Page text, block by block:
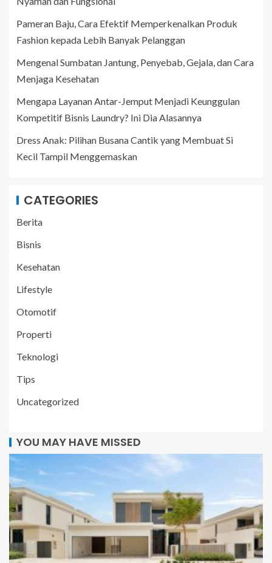
Pameran Baju, Cara Efektif Memperkenalkan Produk
Fashion kepada Lebih Banyak Pelanggan
Mengenal Sumbatan Jantung, Penyebab, Gejala, dan Cara
Menjaga Kesehatan
Mengapa Layanan Antar-Jemput Menjadi Keunggulan
Kompetitif Bisnis Laundry? Ini Dia Alasannya
Dress Anak: Pilihan Busana Cantik yang Membuat Si
Kecil Tampil Menggemaskan
CATEGORIES
Berita
Bisnis
Kesehatan
Lifestyle
Otomotif
Properti
Teknologi
Tips
Uncategorized
YOU MAY HAVE MISSED